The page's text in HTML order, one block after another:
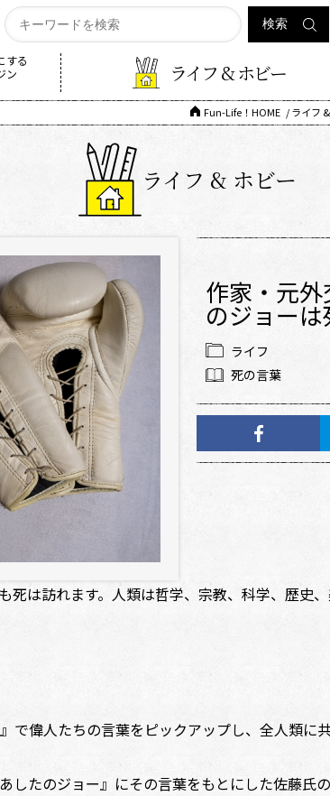
する
ン
ライフ & ホビー
Fun-Life！HOME ライフ
ライフ & ホビー
作家・元
のジョー
ライフ
死の言葉
は訪れます。人類は哲学、宗教、科学、歴史
偉人たちの言葉をピックアップし、全人類に
たのジョー』にその言葉をもとにした佐藤氏